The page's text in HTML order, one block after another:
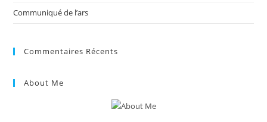
Communiqué de l’ars
Commentaires Récents
About Me